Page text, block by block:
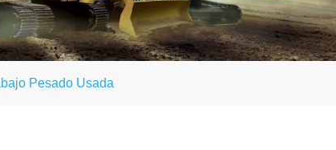
Pesado Usada